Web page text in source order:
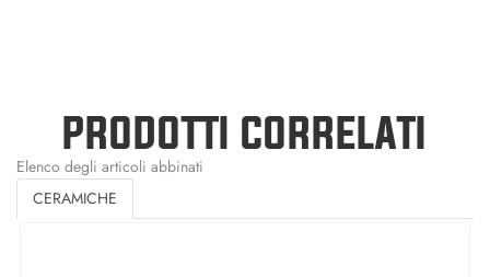
PRODOTTI CORRELATI
Elenco degli articoli abbinati
CERAMICHE